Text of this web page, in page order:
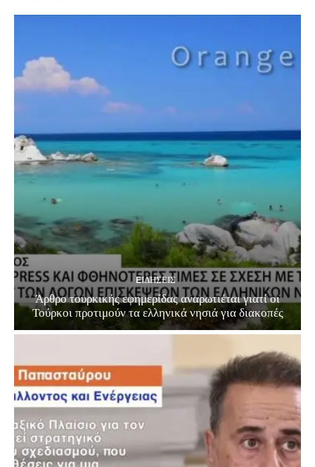
EΙΔΗΣΕΙΣ
Άρθρο τουρκικής εφημερίδας αναρωτιέται γιατί οι
Τούρκοι προτιμούν τα ελληνικά νησιά για διακοπές